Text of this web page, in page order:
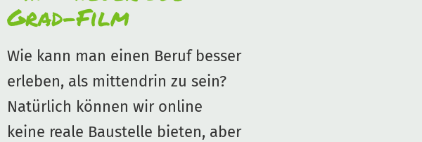
Grad-Film
Wie kann man einen Beruf besser
erleben, als mittendrin zu sein?
Natürlich können wir online
keine reale Baustelle bieten, aber